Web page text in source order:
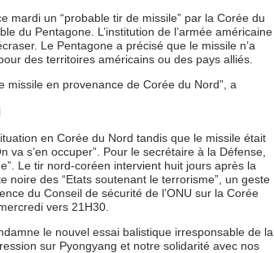
mardi un “probable tir de missile” par la Corée du
du Pentagone. L’institution de l’armée américaine
Le Pentagone a précisé que le missile n’a
des territoires américains ou des pays alliés.
en provenance de Corée du Nord”, a
en Corée du Nord tandis que le missile était
va s’en occuper”. Pour le secrétaire à la Défense,
Le tir nord-coréen intervient huit jours après la
noire des “Etats soutenant le terrorisme”, un geste
du Conseil de sécurité de l’ONU sur la Corée
vers 21H30.
le nouvel essai balistique irresponsable de la
sur Pyongyang et notre solidarité avec nos